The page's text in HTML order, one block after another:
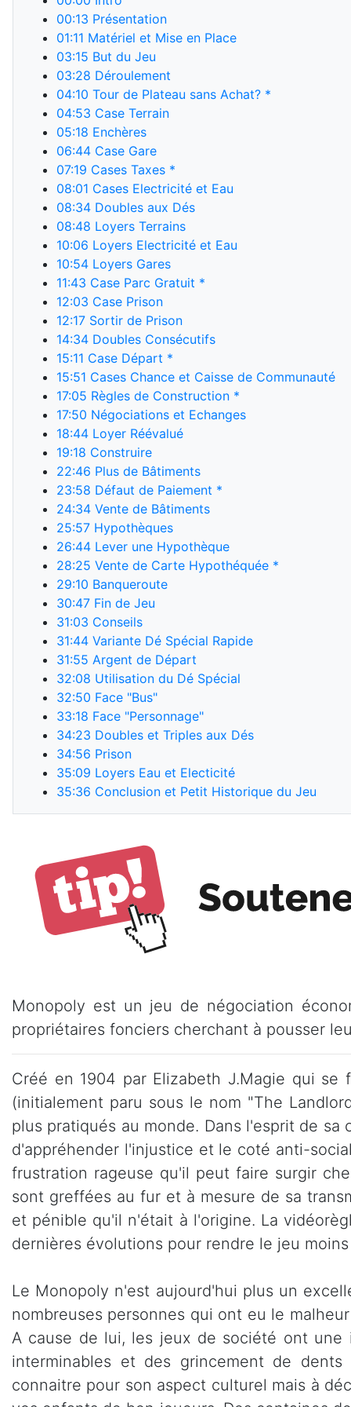
00:13 Présentation
01:11 Matériel et Mise en Place
03:15 But du Jeu
03:28 Déroulement
04:10 Tour de Plateau sans Achat? *
04:53 Case Terrain
05:18 Enchères
06:44 Case Gare
07:19 Cases Taxes *
08:01 Cases Electricité et Eau
08:34 Doubles aux Dés
08:48 Loyers Terrains
10:06 Loyers Electricité et Eau
10:54 Loyers Gares
11:43 Case Parc Gratuit *
12:03 Case Prison
12:17 Sortir de Prison
14:34 Doubles Consécutifs
15:11 Case Départ *
15:51 Cases Chance et Caisse de Communauté
17:05 Règles de Construction *
17:50 Négociations et Echanges
18:44 Loyer Réévalué
19:18 Construire
22:46 Plus de Bâtiments
23:58 Défaut de Paiement *
24:34 Vente de Bâtiments
25:57 Hypothèques
26:44 Lever une Hypothèque
28:25 Vente de Carte Hypothéquée *
29:10 Banqueroute
30:47 Fin de Jeu
31:03 Conseils
31:44 Variante Dé Spécial Rapide
31:55 Argent de Départ
32:08 Utilisation du Dé Spécial
32:50 Face "Bus"
33:18 Face "Personnage"
34:23 Doubles et Triples aux Dés
34:56 Prison
35:09 Loyers Eau et Electicité
35:36 Conclusion et Petit Historique du Jeu
Monopoly est un jeu de négociation
propriétaires fonciers cherchant à pousser
Créé en 1904 par Elizabeth J.Magie qui
(initialement paru sous le nom "The
plus pratiqués au monde. Dans l'esprit de
d'appréhender l'injustice et le coté anti-
frustration rageuse qu'il peut faire surgir
sont greffées au fur et à mesure de sa
et pénible qu'il n'était à l'origine. La
dernières évolutions pour rendre le jeu
Le Monopoly n'est aujourd'hui plus un
nombreuses personnes qui ont eu le
A cause de lui, les jeux de société ont une
interminables et des grincement de
connaitre pour son aspect culturel mais à